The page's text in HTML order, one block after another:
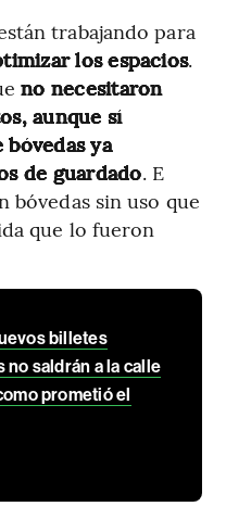
trabajando para
los espacios.
no necesitaron
aunque sí
ya
de guardado. E
bóvedas sin uso que
que lo fueron
billetes
no saldrán a la calle
prometió el